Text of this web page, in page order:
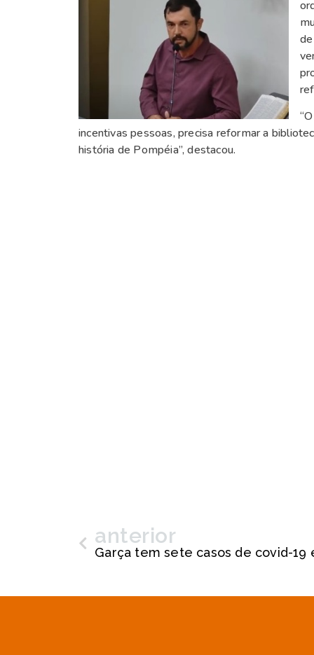
incentivas pessoas, precisa reformar a
história de Pompéia”, destacou.
anterior